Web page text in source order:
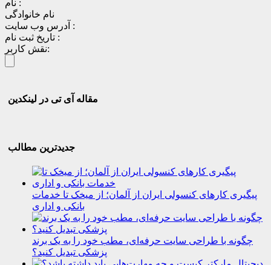
نام :
نام خانوادگی
آدرس وب سایت :
تاریخ ثبت نام :
نقش کاربر:
مقاله آی تی در لینکدین
جدیدترین مطالب
پیگیری کارهای کنسولی ایران از آلمان؛ از میخک تا خدمات
بانکی و اداری
چگونه با طراحی سایت حرفه‌ای، مطب خود را به یک برند
پزشکی تبدیل کنید؟